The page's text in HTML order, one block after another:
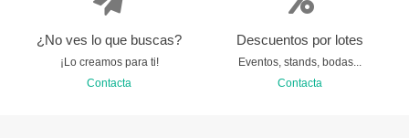
¿No ves lo que buscas?
¡Lo creamos para ti!
Contacta
Descuentos por lotes
Eventos, stands, bodas...
Contacta